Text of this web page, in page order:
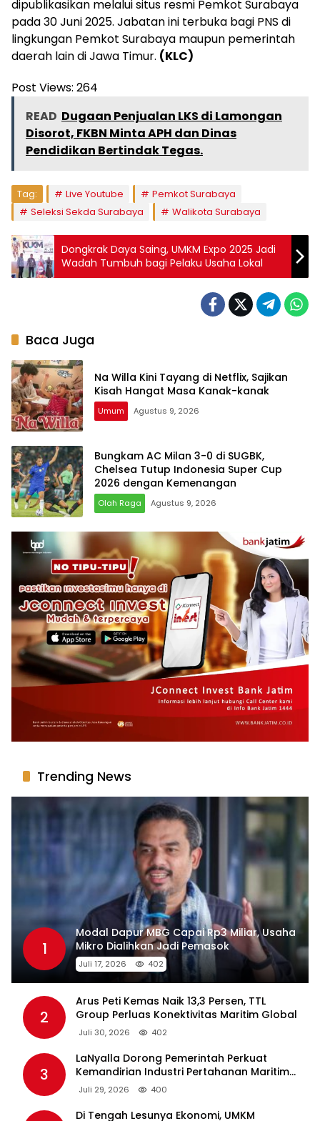
dipublikasikan melalui situs resmi Pemkot Surabaya
pada 30 Juni 2025. Jabatan ini terbuka bagi PNS di
lingkungan Pemkot Surabaya maupun pemerintah
daerah lain di Jawa Timur. (KLC)
Post Views: 264
READ Dugaan Penjualan LKS di Lamongan
Disorot, FKBN Minta APH dan Dinas
Pendidikan Bertindak Tegas.
Tag: Live Youtube
Pemkot Surabaya
Seleksi Sekda Surabaya
Walikota Surabaya
Dongkrak Daya Saing, UMKM Expo 2025 Jadi
Wadah Tumbuh bagi Pelaku Usaha Lokal
Baca Juga
Na Willa Kini Tayang di Netflix, Sajikan
Kisah Hangat Masa Kanak-kanak
Umum Agustus 9, 2026
Bungkam AC Milan 3-0 di SUGBK,
Chelsea Tutup Indonesia Super Cup
2026 dengan Kemenangan
Olah Raga Agustus 9, 2026
Trending News
1
Modal Dapur MBG Capai Rp3 Miliar, Usaha
Mikro Dialihkan Jadi Pemasok
Juli 17, 2026 402
2
Arus Peti Kemas Naik 13,3 Persen, TTL
Group Perluas Konektivitas Maritim Global
Juli 30, 2026 402
3
LaNyalla Dorong Pemerintah Perkuat
Kemandirian Industri Pertahanan Maritim
Lewat PT PAL
Juli 29, 2026 400
Di Tengah Lesunya Ekonomi, UMKM